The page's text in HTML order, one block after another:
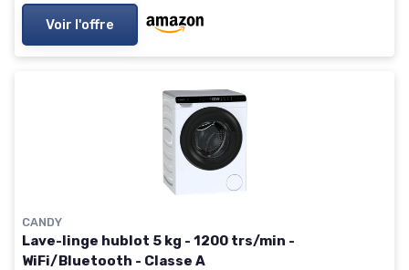
Voir l'offre
CANDY
Lave-linge hublot 5 kg - 1200 trs/min -
WiFi/Bluetooth - Classe A